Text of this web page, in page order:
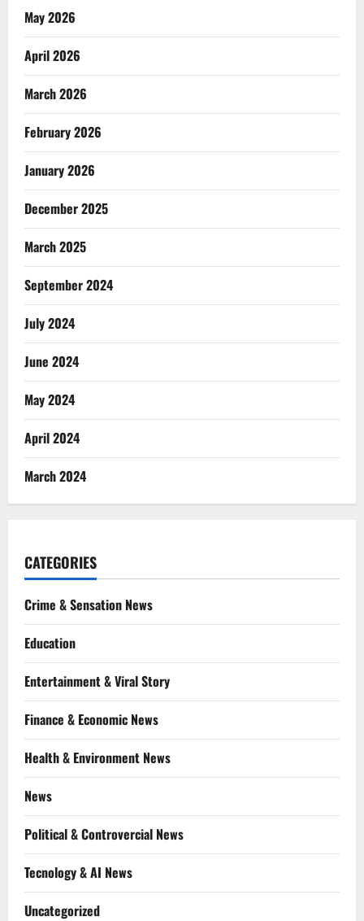
May 2026
April 2026
March 2026
February 2026
January 2026
December 2025
March 2025
September 2024
July 2024
June 2024
May 2024
April 2024
March 2024
CATEGORIES
Crime & Sensation News
Education
Entertainment & Viral Story
Finance & Economic News
Health & Environment News
News
Political & Controvercial News
Tecnology & AI News
Uncategorized